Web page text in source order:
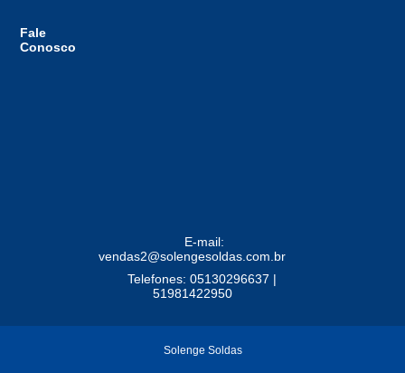
Fale
Conosco
E-mail:
vendas2@solengesoldas.com.br
Telefones: 05130296637 |
51981422950
Solenge Soldas